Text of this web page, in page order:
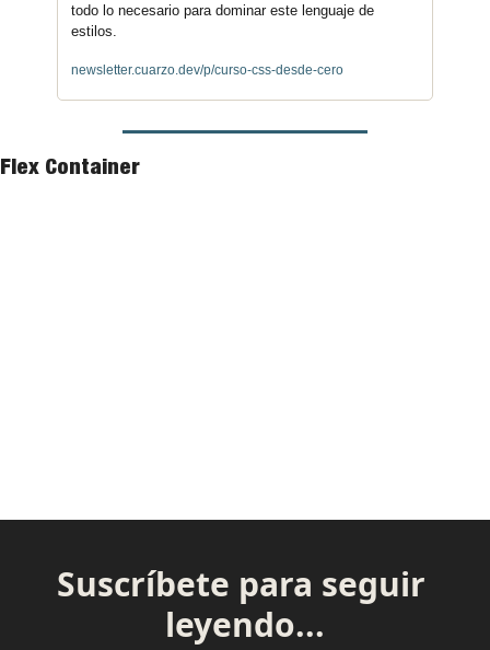
todo lo necesario para dominar este lenguaje de
estilos.
newsletter.cuarzo.dev/p/curso-css-desde-cero
Flex Container
Suscríbete para seguir
leyendo...